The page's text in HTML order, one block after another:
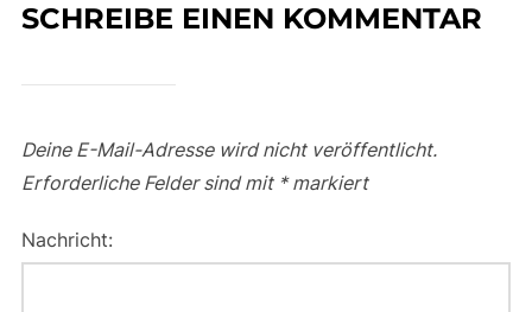
SCHREIBE EINEN KOMMENTAR
Deine E-Mail-Adresse wird nicht veröffentlicht.
Erforderliche Felder sind mit *markiert
Nachricht: